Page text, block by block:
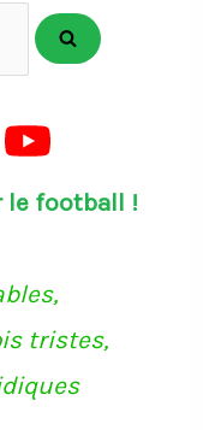
Y
T
le football !
tristes,